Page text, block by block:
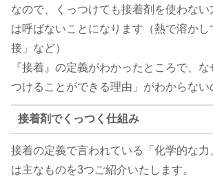
なので、くっつけても接着剤を使わない
は呼ばないことになります（熱で溶か
接」など）
『接着』の定義がわかったところで、
つけることができる理由」がわからない
接着剤でくっつく仕組み
接着の定義で言われている「化学的な力
は主なものを3つご紹介いたします。